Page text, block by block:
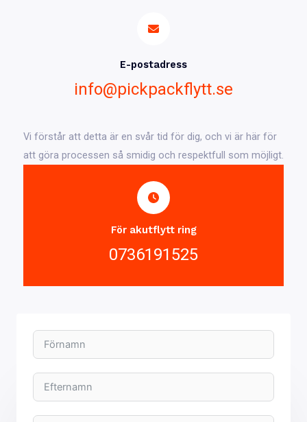
E-postadress
info@pickpackflytt.se
Vi förstår att detta är en svår tid för dig, och vi är här för
att göra processen så smidig och respektfull som möjligt.
För akutflytt ring
0736191525